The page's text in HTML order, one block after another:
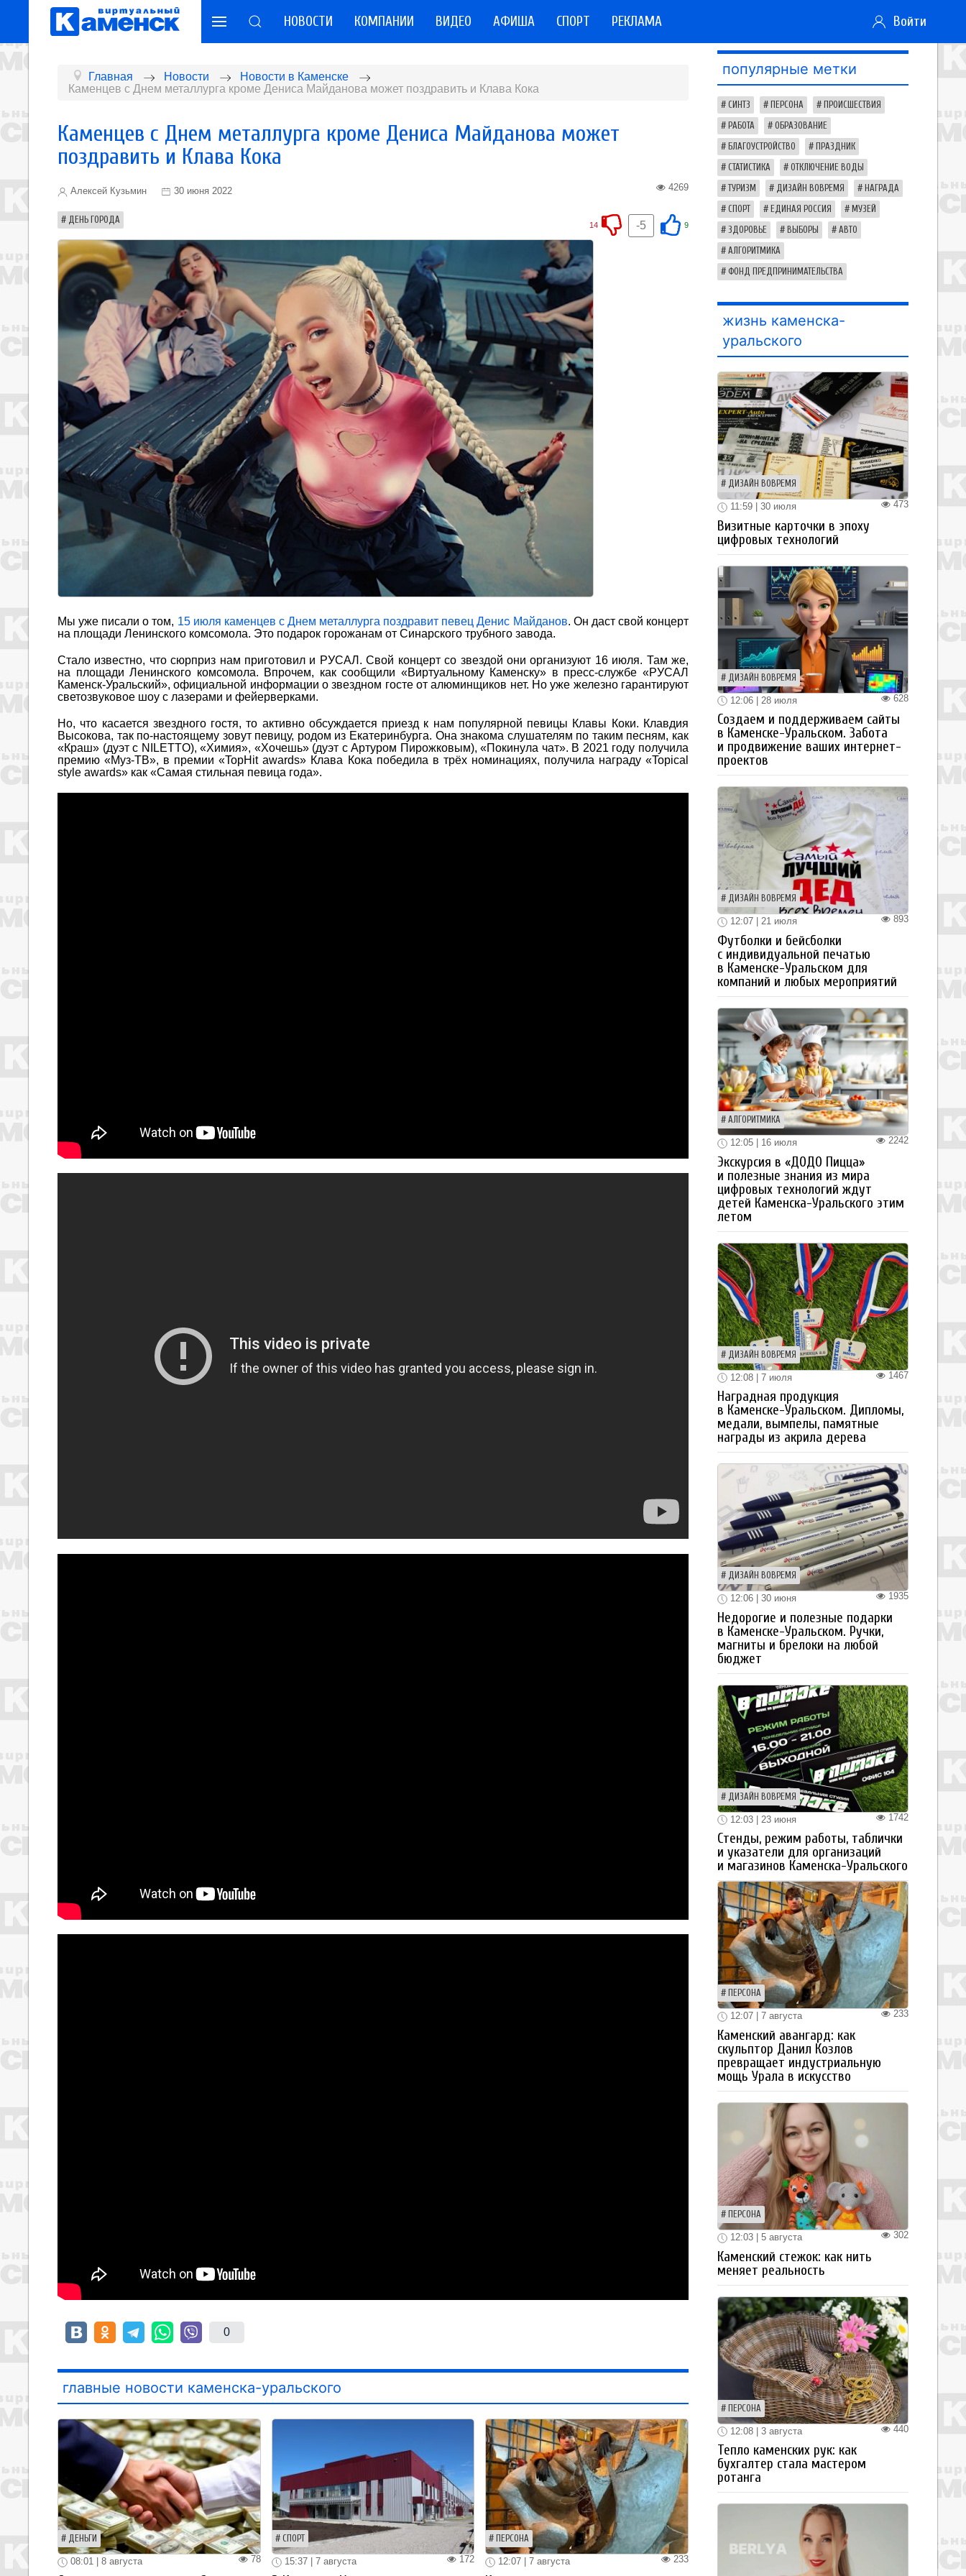
НОВОСТИ КОМПАНИИ ВИДЕО АФИША СПОРТ РЕКЛАМА Войти
Главная Новости
Новости в Каменске
Каменцев с Днем металлурга кроме Дениса Майданова может поздравить и Клава Кока
Каменцев с Днем металлурга кроме Дениса Майданова может
поздравить и Клава Кока
Алексей Кузьмин 30 июня 2022 4269
ДЕНЬ ГОРОДА 9
-5
14
Мы уже писали о том, 15 июля каменцев с Днем металлурга поздравит певец Денис Майданов. Он даст свой концерт
на площади Ленинского комсомола. Это подарок горожанам от Синарского трубного завода.
Стало известно, что сюрприз нам приготовил и РУСАЛ. Свой концерт со звездой они организуют 16 июля. Там же,
на площади Ленинского комсомола. Впрочем, как сообщили «Виртуальному Каменску» в пресс-службе «РУСАЛ
Каменск-Уральский», официальной информации о звездном госте от алюминщиков нет. Но уже железно гарантируют
светозвуковое шоу с лазерами и фейерверками.
Но, что касается звездного гостя, то активно обсуждается приезд к нам популярной певицы Клавы Коки. Клавдия
Высокова, так по-настоящему зовут певицу, родом из Екатеринбурга. Она знакома слушателям по таким песням, как
«Краш» (дуэт с NILETTО), «Химия», «Хочешь» (дуэт с Артуром Пирожковым), «Покинула чат». В 2021 году получила
премию «Муз-ТВ», в премии «TopHit awards» Клава Кока победила в трёх номинациях, получила награду «Topical
style awards» как «Самая стильная певица года».
0
главные новости каменска-уральского
ДЕНЬГИ
78
08:01 | 8 августа
СПОРТ
172
15:37 | 7 августа
ПЕРСОНА
233
12:07 | 7 августа
популярные метки
СИНТЗ ПЕРСОНА ПРОИСШЕСТВИЯ
РАБОТА ОБРАЗОВАНИЕ
БЛАГОУСТРОЙСТВО ПРАЗДНИК
СТАТИСТИКА ОТКЛЮЧЕНИЕ ВОДЫ
ТУРИЗМ ДИЗАЙН ВОВРЕМЯ НАГРАДА
СПОРТ ЕДИНАЯ РОССИЯ МУЗЕЙ
ЗДОРОВЬЕ ВЫБОРЫ АВТО
АЛГОРИТМИКА
ФОНД ПРЕДПРИНИМАТЕЛЬСТВА
жизнь каменска-
уральского
ДИЗАЙН ВОВРЕМЯ
473
11:59 | 30 июля
Визитные карточки в эпоху
цифровых технологий
ДИЗАЙН ВОВРЕМЯ
628
12:06 | 28 июля
Создаем и поддерживаем сайты
в Каменске-Уральском. Забота
и продвижение ваших интернет-
проектов
ДИЗАЙН ВОВРЕМЯ
893
12:07 | 21 июля
Футболки и бейсболки
с индивидуальной печатью
в Каменске-Уральском для
компаний и любых мероприятий
АЛГОРИТМИКА
2242
12:05 | 16 июля
Экскурсия в «ДОДО Пицца»
и полезные знания из мира
цифровых технологий ждут
детей Каменска-Уральского этим
летом
ДИЗАЙН ВОВРЕМЯ
1467
12:08 | 7 июля
Наградная продукция
в Каменске-Уральском. Дипломы,
медали, вымпелы, памятные
награды из акрила дерева
ДИЗАЙН ВОВРЕМЯ
1935
12:06 | 30 июня
Недорогие и полезные подарки
в Каменске-Уральском. Ручки,
магниты и брелоки на любой
бюджет
ДИЗАЙН ВОВРЕМЯ
1742
12:03 | 23 июня
Стенды, режим работы, таблички
и указатели для организаций
и магазинов Каменска-Уральского
ПЕРСОНА
233
12:07 | 7 августа
Каменский авангард: как
скульптор Данил Козлов
превращает индустриальную
мощь Урала в искусство
ПЕРСОНА
302
12:03 | 5 августа
Каменский стежок: как нить
меняет реальность
ПЕРСОНА
440
12:08 | 3 августа
Тепло каменских рук: как
бухгалтер стала мастером
ротанга